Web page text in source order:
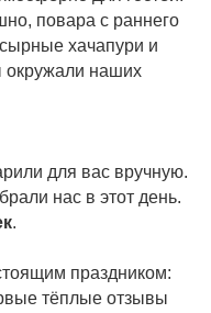
повара с раннего
хачапури и
окружали наших
для вас вручную.
нас в этот день.
.
праздником:
тёплые отзывы